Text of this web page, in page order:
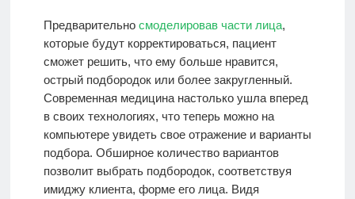
Предварительно смоделировав части лица,
которые будут корректироваться, пациент
сможет решить, что ему больше нравится,
острый подбородок или более закругленный.
Современная медицина настолько ушла вперед
в своих технологиях, что теперь можно на
компьютере увидеть свое отражение и варианты
подбора. Обширное количество вариантов
позволит выбрать подбородок, соответствуя
имиджу клиента, форме его лица. Видя